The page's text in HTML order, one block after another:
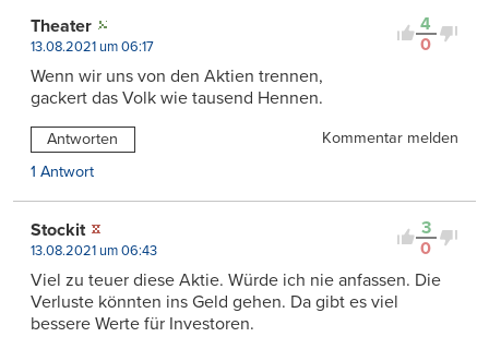
4
0
Theater
13.08.2021 um 06:17
Wenn wir uns von den Aktien trennen,
gackert das Volk wie tausend Hennen.
Antworten
Kommentar melden
1 Antwort
3
0
Stockit
13.08.2021 um 06:43
Viel zu teuer diese Aktie. Würde ich nie anfassen. Die
Verluste könnten ins Geld gehen. Da gibt es viel
bessere Werte für Investoren.